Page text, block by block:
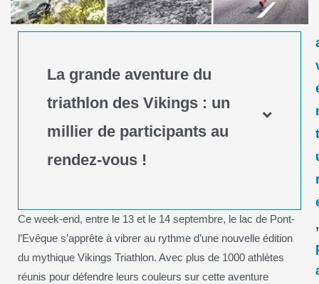
La grande aventure du
triathlon des Vikings : un
millier de participants au
rendez-vous !
Ce week-end, entre le 13 et le 14 septembre, le lac de Pont-
l’Evêque s’apprête à vibrer au rythme d’une nouvelle édition
du mythique Vikings Triathlon. Avec plus de 1000 athlètes
réunis pour défendre leurs couleurs sur cette aventure
,